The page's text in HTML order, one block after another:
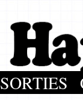
SORTIES